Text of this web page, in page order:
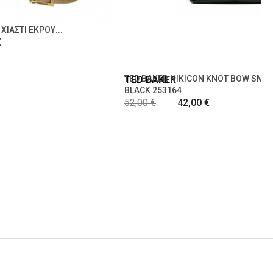
ΧΙΑΣΤΙ ΕΚΡΟΥ...
TED BAKER
TED BAKER NIKICON KNOT BOW
BLACK 253164
52,00 € 42,00 €